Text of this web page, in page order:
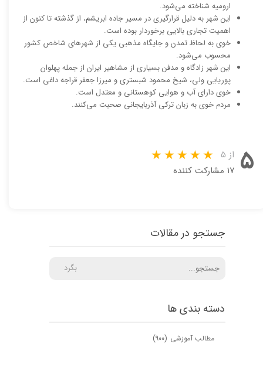
ارومیه شناخته می‌شود.
این شهر به دلیل قرارگیری در مسیر جاده ابریشم، از گذشته تا کنون از
اهمیت تجاری بالایی برخوردار بوده است.
خوی به لحاظ تمدن و جایگاه مذهبی یکی از شهرهای شاخص کشور
محسوب می‌شود.
این شهر زادگاه و مدفن بسیاری از مشاهیر ایران از جمله پهلوان
پوریایی ولی، شیخ محمود شبستری و میرزا جعفر قراجه داغی است.
خوی دارای آب و هوایی کوهستانی و معتدل است.
مردم خوی به زبان ترکی آذربایجانی صحبت می‌کنند.
۵ از ۵
۱۷ مشارکت کننده
دسته بندی ها
مطالب آموزشی (۹۰۰)
جستجو در مقالات
بگرد